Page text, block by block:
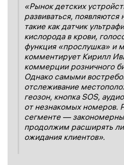
«Рынок детских
развиваться,
такие как датчик
кислорода в крови,
функция «прослушка» и
комментирует Кирилл
коммерции розничного
Однако самыми
отслеживание
геозон, кнопка SOS,
от незнакомых номеров.
сегменте —
продолжим расширять
ожидания клиентов».